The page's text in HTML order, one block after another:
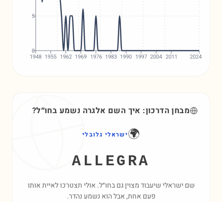
1948 1955 1962 1969 1976 1983 1990 1997 2004 2011 2024
0
5
מבחן הדרכון: איך השם אלגרה נשמע בחו״ל?
🌍ישראלי גלובלי
ALLEGRA
שם ישראלי שיעבוד מצוין גם בחו״ל. אולי תצטרכו לאיית אותו
פעם אחת, אבל הוא נשמע נהדר.